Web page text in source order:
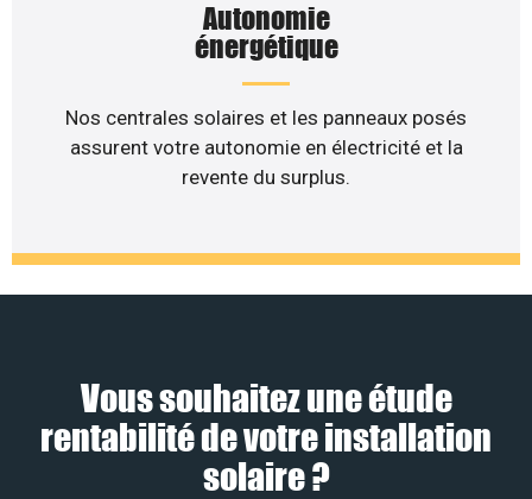
Autonomie
énergétique
Nos centrales solaires et les panneaux posés
assurent votre autonomie en électricité et la
revente du surplus.
Vous souhaitez une étude
rentabilité de votre installation
solaire ?